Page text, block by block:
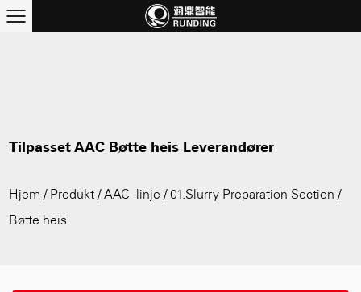
Tilpasset AAC Bøtte heis Leverandører
Hjem / Produkt /AAC -linje /01.Slurry Preparation Section /
Bøtte heis